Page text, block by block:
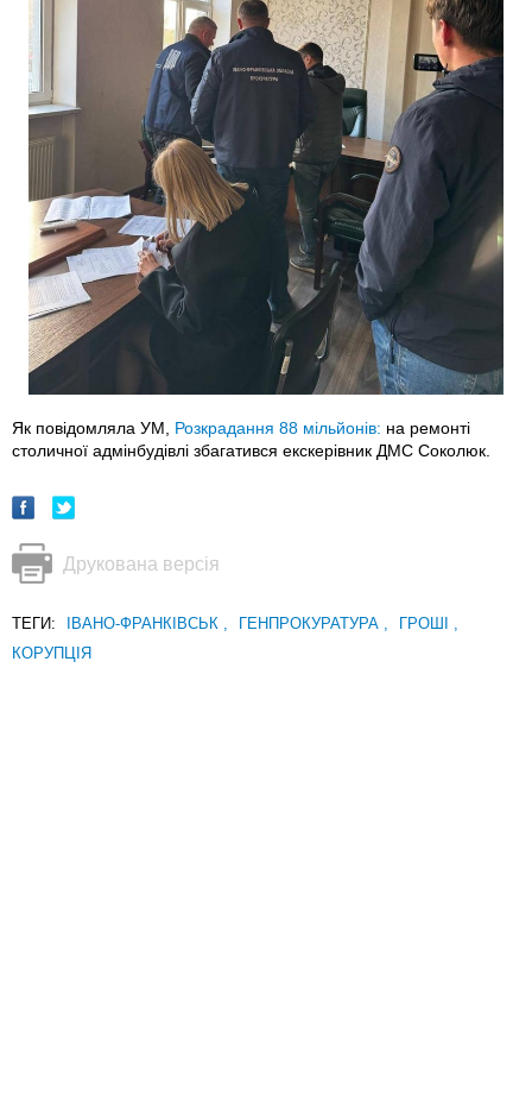
Як повідомляла УМ, Розкрадання 88 мільйонів: на ремонті
столичної адмінбудівлі збагатився екскерівник ДМС Соколюк.
Друкована версія
ТЕГИ: ІВАНО-ФРАНКІВСЬК , ГЕНПРОКУРАТУРА , ГРОШІ ,
КОРУПЦІЯ